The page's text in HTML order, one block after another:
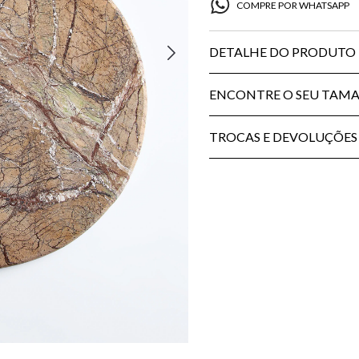
COMPRE POR WHATSAPP
DETALHE DO PRODUTO
ENCONTRE O SEU
TROCAS E DEVOLUÇÕES